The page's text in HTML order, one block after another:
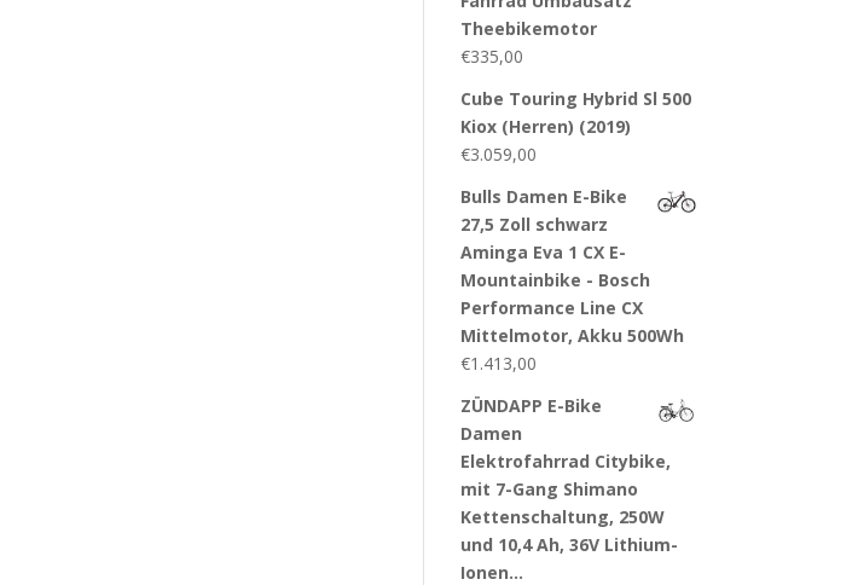
Theebikemotor
€335,00
Cube Touring Hybrid Sl 500
Kiox (Herren) (2019)
€3.059,00
Bulls Damen E-Bike
27,5 Zoll schwarz
Aminga Eva 1 CX E-
Mountainbike - Bosch
Performance Line CX
Mittelmotor, Akku 500Wh
€1.413,00
ZÜNDAPP E-Bike
Damen
Elektrofahrrad Citybike,
mit 7-Gang Shimano
Kettenschaltung, 250W
und 10,4 Ah, 36V Lithium-
Ionen…